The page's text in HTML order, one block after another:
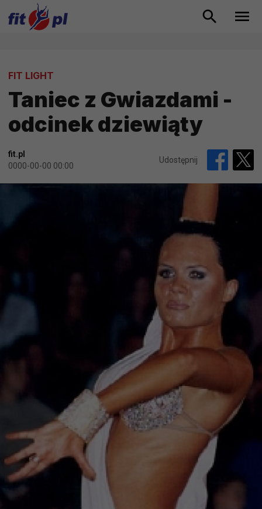
FIT LIGHT
Taniec z Gwiazdami -
odcinek dziewiąty
fit.pl
0000-00-00 00:00
Udostępnij